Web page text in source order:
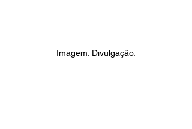
Imagem: Divulgação.